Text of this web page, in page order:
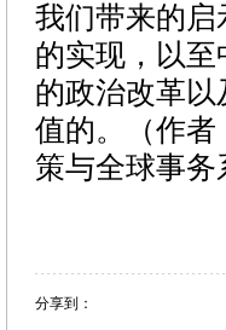
我们带来的
的实现，以
的政治改革
值的。（作
策与全球事
分享到：